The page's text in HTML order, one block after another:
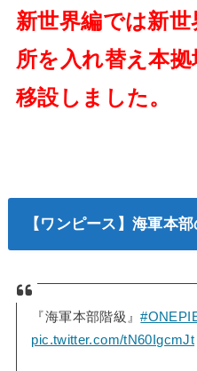
新世界編では新
所を入れ替え本
移設しました。
【ワンピース】海軍本
『海軍本部階級』
pic.twitter.com/tN60IgcmJt